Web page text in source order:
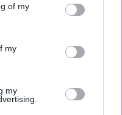
of my
my
my